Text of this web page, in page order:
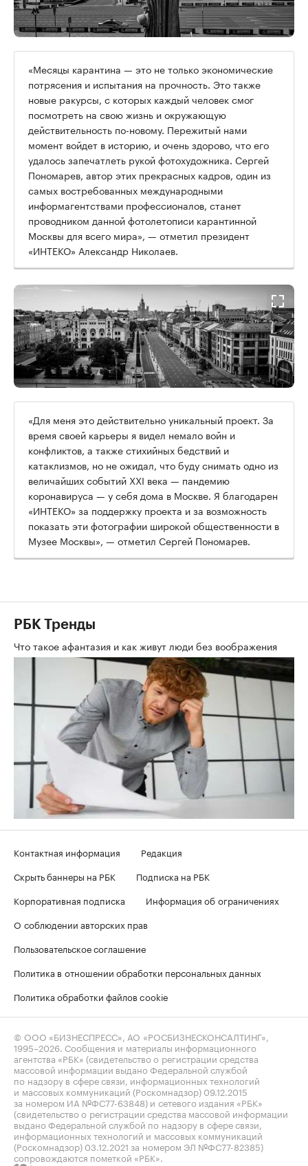
«Месяцы карантина — это не только экономические
потрясения и испытания на прочность. Это также
новые ракурсы, с которых каждый человек смог
посмотреть на свою жизнь и окружающую
действительность по-новому. Пережитый нами
момент войдет в историю, и очень здорово, что его
удалось запечатлеть рукой фотохудожника. Сергей
Пономарев, автор этих прекрасных кадров, один из
самых востребованных международными
информагентствами профессионалов, станет
проводником данной фотолетописи карантинной
Москвы для всего мира», — отметил президент
«ИНТЕКО» Александр Николаев.
«Для меня это действительно уникальный проект. За
время своей карьеры я видел немало войн и
конфликтов, а также стихийных бедствий и
катаклизмов, но не ожидал, что буду снимать одно из
величайших событий XXI века — пандемию
коронавируса — у себя дома в Москве. Я благодарен
«ИНТЕКО» за поддержку проекта и за возможность
показать эти фотографии широкой общественности в
Музее Москвы», — отметил Сергей Пономарев.
РБК Тренды
Что такое афантазия и как живут люди без воображения
Контактная информация
Редакция
Скрыть баннеры на РБК
Подписка на РБК
Корпоративная подписка
Информация об ограничениях
О соблюдении авторских прав
Пользовательское соглашение
Политика в отношении обработки персональных данных
Политика обработки файлов cookie
© ООО «БИЗНЕСПРЕСС», АО «РОСБИЗНЕСКОНСАЛТИНГ»,
1995–2026. Сообщения и материалы информационного
агентства «РБК» (свидетельство о регистрации средства
массовой информации выдано Федеральной службой
по надзору в сфере связи, информационных технологий
и массовых коммуникаций (Роскомнадзор) 09.12.2015
за номером ИА №ФС77-63848) и сетевого издания «РБК»
(свидетельство о регистрации средства массовой информации
выдано Федеральной службой по надзору в сфере связи,
информационных технологий и массовых коммуникаций
(Роскомнадзор) 03.12.2021 за номером ЭЛ №ФС77-82385)
сопровождаются пометкой «РБК».